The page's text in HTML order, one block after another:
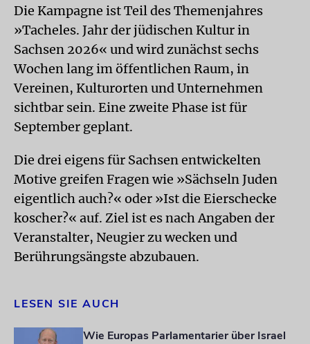
Die Kampagne ist Teil des Themenjahres
»Tacheles. Jahr der jüdischen Kultur in
Sachsen 2026« und wird zunächst sechs
Wochen lang im öffentlichen Raum, in
Vereinen, Kulturorten und Unternehmen
sichtbar sein. Eine zweite Phase ist für
September geplant.
Die drei eigens für Sachsen entwickelten
Motive greifen Fragen wie »Sächseln Juden
eigentlich auch?« oder »Ist die Eierschecke
koscher?« auf. Ziel ist es nach Angaben der
Veranstalter, Neugier zu wecken und
Berührungsängste abzubauen.
LESEN SIE AUCH
Wie Europas Parlamentarier über Israel